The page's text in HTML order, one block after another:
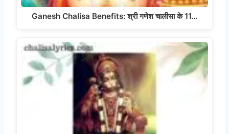
Ganesh Chalisa Benefits: श्री गणेश चालीसा के 11…